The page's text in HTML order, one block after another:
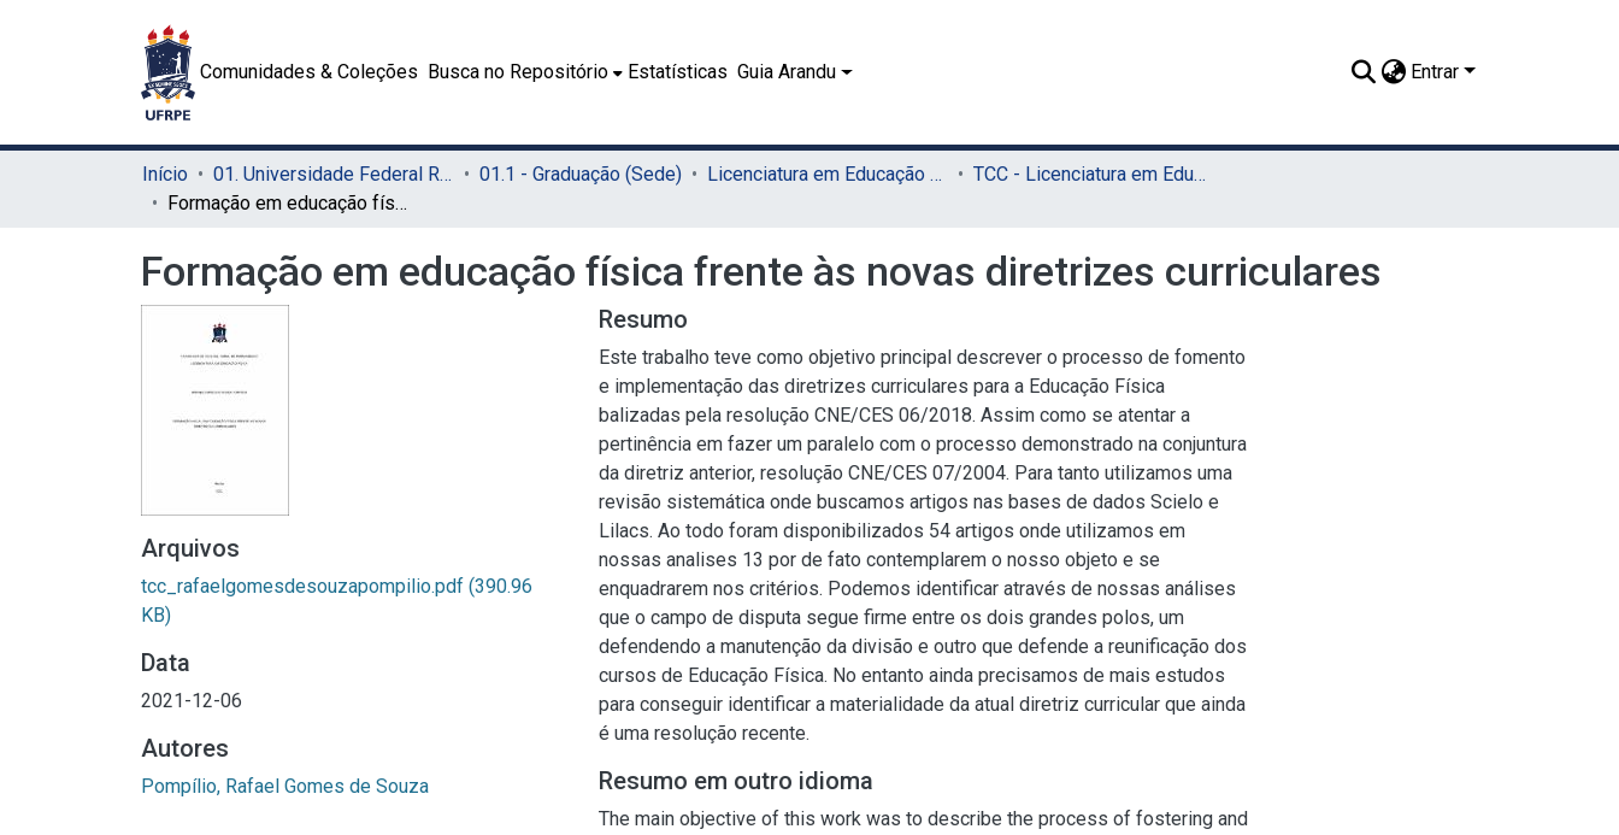
Comunidades & Coleções Busca no Repositório Estatísticas Guia Arandu Entrar
Início 01. Universidade Federal Rural de Pernambuco - UFRPE (Sede) 01.1 - Graduação (Sede) Licenciatura em Educação Física (Sede)
TCC - Licenciatura em Educação Física (Sede)
Formação em educação física frente às novas diretrizes curriculares
Formação em educação física frente às novas diretrizes curriculares
Arquivos
tcc_rafaelgomesdesouzapompilio.pdf (390.96
KB)
Data
2021-12-06
Autores
Pompílio, Rafael Gomes de Souza
Resumo
Este trabalho teve como objetivo principal descrever o processo de fomento
e implementação das diretrizes curriculares para a Educação Física
balizadas pela resolução CNE/CES 06/2018. Assim como se atentar a
pertinência em fazer um paralelo com o processo demonstrado na conjuntura
da diretriz anterior, resolução CNE/CES 07/2004. Para tanto utilizamos uma
revisão sistemática onde buscamos artigos nas bases de dados Scielo e
Lilacs. Ao todo foram disponibilizados 54 artigos onde utilizamos em
nossas analises 13 por de fato contemplarem o nosso objeto e se
enquadrarem nos critérios. Podemos identificar através de nossas análises
que o campo de disputa segue firme entre os dois grandes polos, um
defendendo a manutenção da divisão e outro que defende a reunificação dos
cursos de Educação Física. No entanto ainda precisamos de mais estudos
para conseguir identificar a materialidade da atual diretriz curricular que ainda
é uma resolução recente.
Resumo em outro idioma
The main objective of this work was to describe the process of fostering and